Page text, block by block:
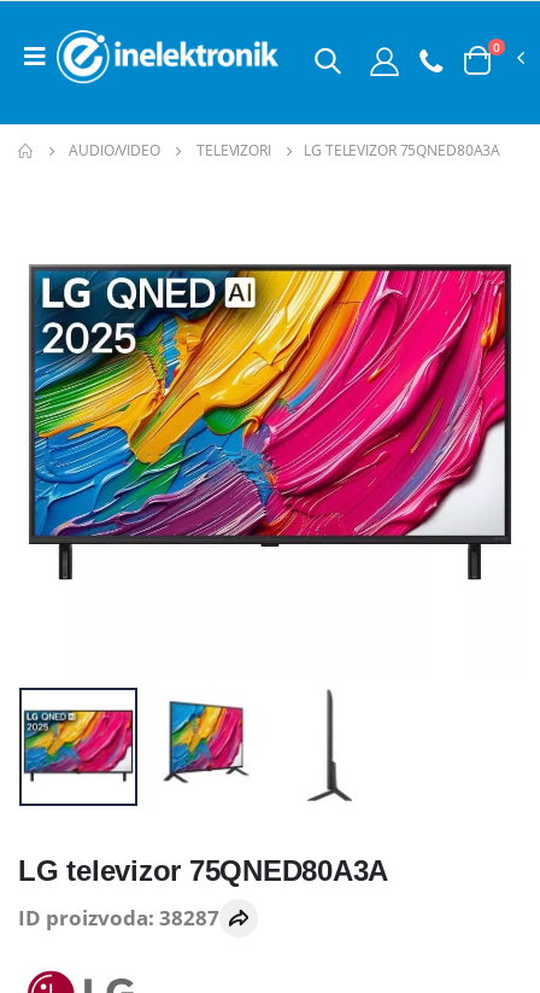
0
AUDIO/VIDEO TELEVIZORI LG TELEVIZOR 75QNED80A3A
LG televizor 75QNED80A3A
ID proizvoda: 38287